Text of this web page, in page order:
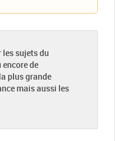
les sujets du
de
plus grande
mais aussi les